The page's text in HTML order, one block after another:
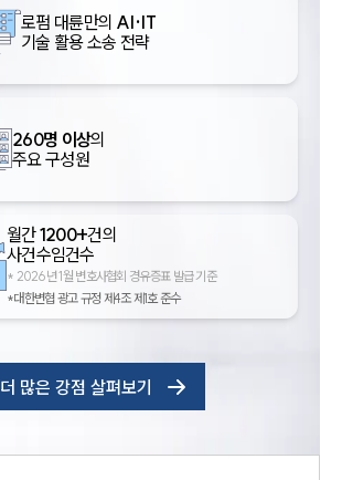
로펌 대륜만의 AI·IT
기술 활용 소송 전략
260명 이상의
주요 구성원
월간1200+건의
사건수임건수
* 2026년 1월 변호사협회 경유증표 발급 기준
*대한변협 광고 규정 제4조 제1호 준수
더 많은 강점 살펴보기